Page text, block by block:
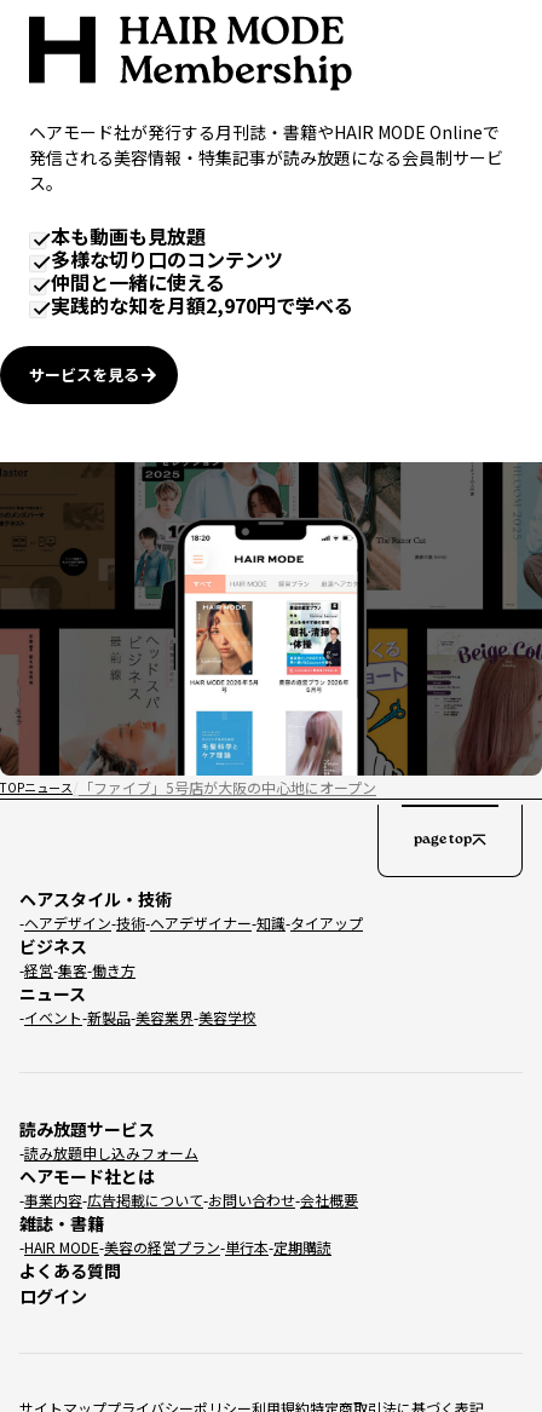
ヘアモード社が発行する月刊誌・書籍やHAIR MODE Onlineで
発信される美容情報・特集記事が読み放題になる会員制サービ
ス。
本も動画も見放題
多様な切り口のコンテンツ
仲間と一緒に使える
実践的な知を月額2,970円で学べる
サービスを見る
TOPニュース 「ファイブ」5号店が大阪の中心地にオープン
サイトマッププライバシーポリシー利用規約特定商取引法に基づく表記
ヘアスタイル・技術
ヘアデザイン 技術 ヘアデザイナー 知識 タイアップ
ビジネス
経営 集客 働き方
ニュース
イベント 新製品 美容業界 美容学校
読み放題サービス
読み放題申し込みフォーム
ヘアモード社とは
事業内容 広告掲載について お問い合わせ 会社概要
雑誌・書籍
HAIR MODE 美容の経営プラン 単行本 定期購読
よくある質問
ログイン
page top